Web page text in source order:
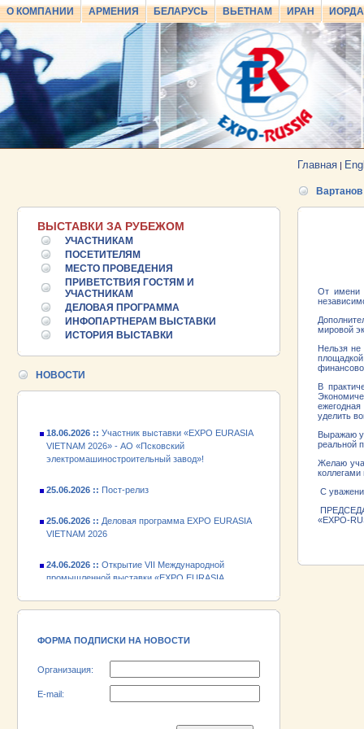
О КОМПАНИИ АРМЕНИЯ БЕЛАРУСЬ ВЬЕТНАМ ИРАН
Главная |
ВЫСТАВКИ ЗА РУБЕЖОМ
УЧАСТНИКАМ
ПОСЕТИТЕЛЯМ
МЕСТО ПРОВЕДЕНИЯ
ПРИВЕТСТВИЯ ГОСТЯМ И
УЧАСТНИКАМ
ДЕЛОВАЯ ПРОГРАММА
ИНФОПАРТНЕРАМ ВЫСТАВКИ
ИСТОРИЯ ВЫСТАВКИ
НОВОСТИ
25.06.2026 ::Пост-релиз
25.06.2026 ::Деловая программа EXPO EURASIA
VIETNAM 2026
24.06.2026 ::Открытие VII Международной
промышленной выставки «EXPO EURASIA
VIETNAM 2026» - АО «Псковский
электромашиностроительный завод»!
VIETNAM 2026
промышленной выставки «EXPO EURASIA
VIETNAM 2026»
ФОРМА ПОДПИСКИ НА НОВОСТИ
Организация:
E-mail:
Вартанов
От имени
мировой
Нельзя не
В
уделить
Выражаю
реальной
Желаю
С